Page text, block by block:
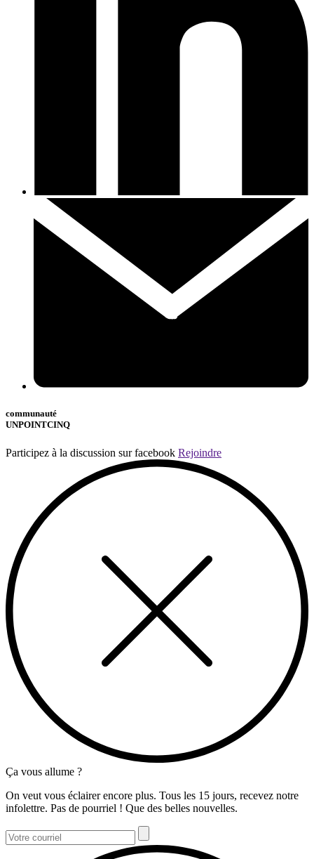
communauté
UNPOINTCINQ
Participez à la discussion sur facebook Rejoindre
Ça vous allume ?
On veut vous éclairer encore plus. Tous les 15 jours, recevez notre
infolettre. Pas de pourriel ! Que des belles nouvelles.